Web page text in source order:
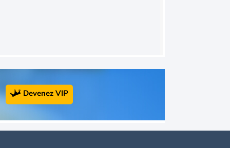
Devenez VIP